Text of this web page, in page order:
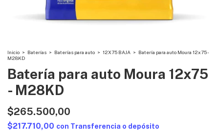
Inicio > Baterías > Baterías para auto > 12X75 BAJA > Batería para auto Moura 12x75 -
M28KD
Batería para auto Moura 12x75
- M28KD
$265.500,00
$217.710,00 con Transferencia o depósito